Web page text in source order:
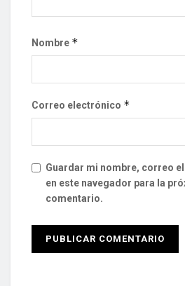
Nombre *
Correo electrónico *
Guardar mi nombre, correo
en este navegador para la
comentario.